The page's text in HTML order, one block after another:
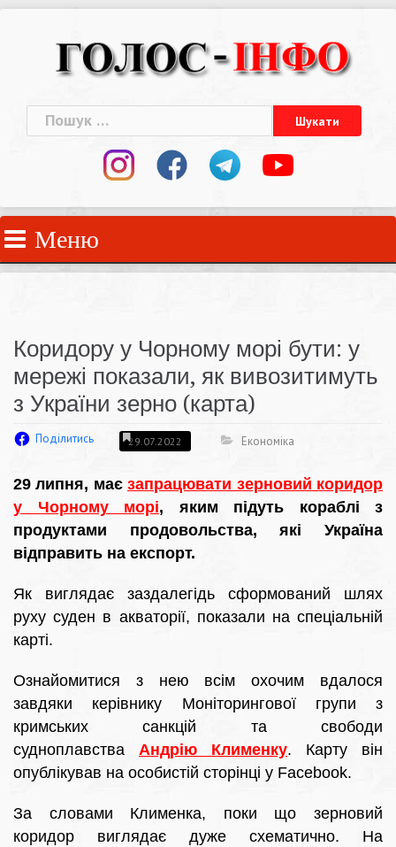
Пошук:
Меню
Коридору у Чорному морі бути: у
мережі показали, як вивозитимуть
з України зерно (карта)
Поділитись 29.07.2022 Економіка
29 липня, маєзапрацювати зерновий коридор
у Чорному морі, яким підуть кораблі з
продуктами продовольства, які Україна
відправить на експорт.
Як виглядає заздалегідь сформований шлях
руху суден в акваторії, показали на спеціальній
карті.
Ознайомитися з нею всім охочим вдалося
завдяки керівнику Моніторингової групи з
кримських санкцій та свободи
судноплавства Андрію Клименку. Карту він
опублікував на особистій сторінці у Facebook.
За словами Клименка, поки що зерновий
коридор виглядає дуже схематично. На